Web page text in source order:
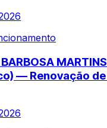
BARBOSA
— Renovação de